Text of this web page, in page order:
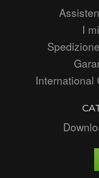
I
International